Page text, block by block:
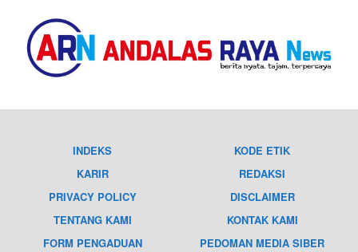
INDEKS
KODE ETIK
KARIR
REDAKSI
PRIVACY POLICY
DISCLAIMER
TENTANG KAMI
KONTAK KAMI
FORM PENGADUAN
PEDOMAN MEDIA SIBER